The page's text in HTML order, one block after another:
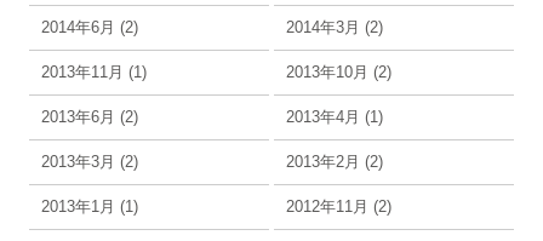
2014年6月 (2) 2014年3月 (2)
2013年11月 (1) 2013年10月 (2)
2013年6月 (2) 2013年4月 (1)
2013年3月 (2) 2013年2月 (2)
2013年1月 (1) 2012年11月 (2)